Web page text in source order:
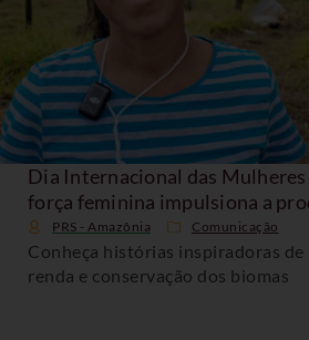
Dia Internacional das Mulheres
força feminina impulsiona a
PRS - Amazônia Comunicação
Conheça histórias inspiradoras de
renda e conservação dos biomas